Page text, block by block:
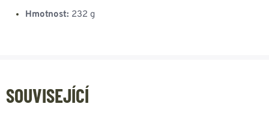
Hmotnost: 232 g
SOUVISEJÍCÍ